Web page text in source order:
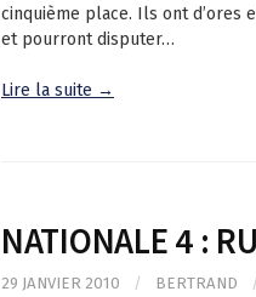
cinquième place. Ils ont d’ores
et pourront disputer…
Lire la suite →
NATIONALE 4 :
29 JANVIER 2010 / BERTRAND /